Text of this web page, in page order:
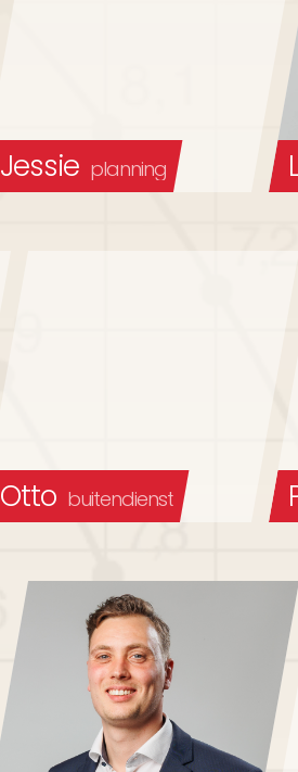
Jessie planning
Otto buitendienst